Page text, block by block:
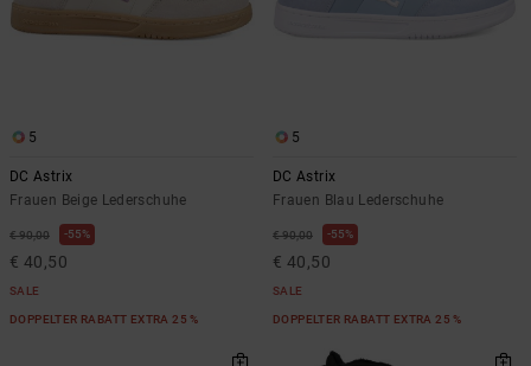
5
DC Astrix
Frauen Beige Lederschuhe
€ 90,00 55%
€ 40,50
SALE
DOPPELTER RABATT EXTRA 25 %
5
DC Astrix
Frauen Blau Lederschuhe
€ 90,00 55%
€ 40,50
SALE
DOPPELTER RABATT EXTRA 25 %